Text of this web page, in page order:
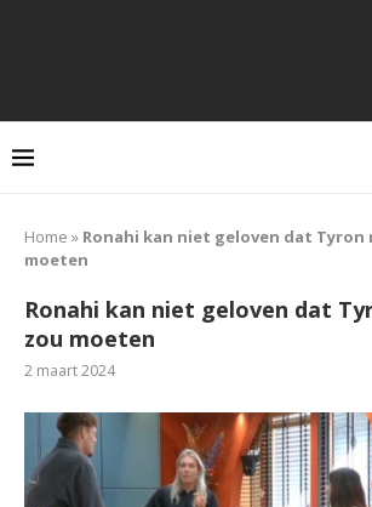
Home » Ronahi kan niet geloven dat Tyron
moeten
Ronahi kan niet geloven dat
zou moeten
2 maart 2024